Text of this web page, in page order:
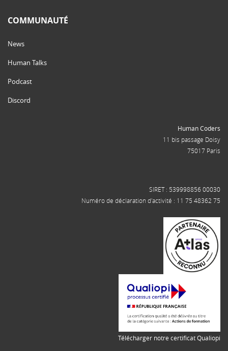
COMMUNAUTÉ
News
Human Talks
Podcast
Discord
Human Coders
11 bis passage Doisy
75017 Paris
SIRET : 539998856 00030
Numéro de déclaration d'activité : 11 75 48362 75
Télécharger notre certificat Qualiopi